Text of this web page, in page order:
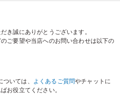
き誠にありがとうございます。
ご要望や当店へのお問い合わせは以下の
いては、 よくあるご質問やチャットに
お役立てください。